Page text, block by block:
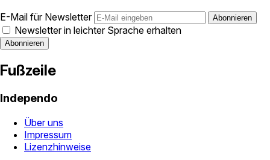
E-Mail für Newsletter
Newsletter in leichter Sprache erhalten
Fußzeile
Independo
Über uns
Impressum
Lizenzhinweise